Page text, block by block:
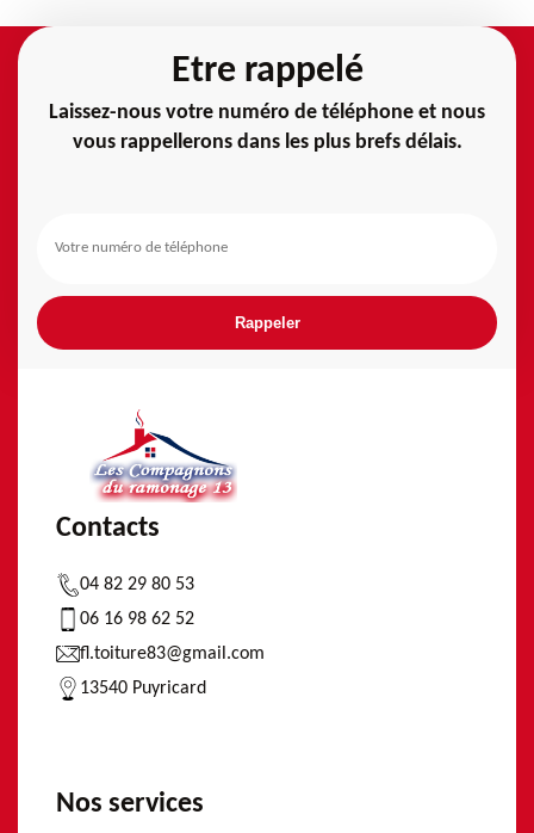
Etre rappelé
Laissez-nous votre numéro de téléphone et nous
vous rappellerons dans les plus brefs délais.
Contacts
04 82 29 80 53
06 16 98 62 52
fl.toiture83@gmail.com
13540 Puyricard
Nos services